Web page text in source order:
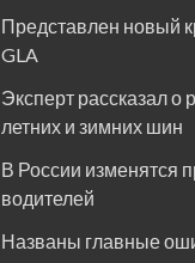
Представлен новый
GLA
Эксперт рассказал о
летних и зимних шин
В России изменятся
водителей
Названы главные